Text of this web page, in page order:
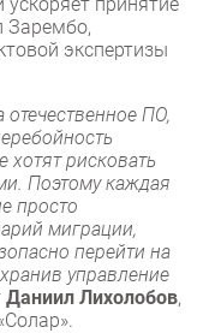
Зарембо,
экспертизы
ПО,
рисковать
Поэтому каждая
просто
миграции,
перейти на
управление
Даниил Лихолобов,